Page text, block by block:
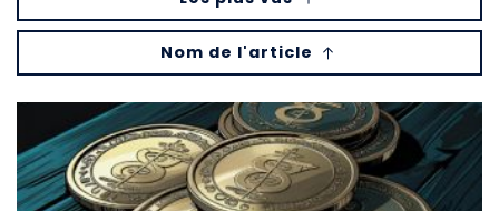
Nom de l'article